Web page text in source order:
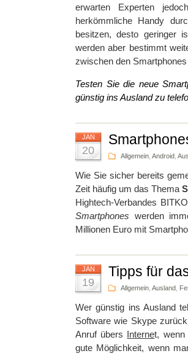
erwarten Experten
herkömmliche Handy
besitzen, desto geringer
werden aber bestimmt
zwischen den
Testen Sie die neue
günstig ins Ausland zu
JAN
20 Allgemein Android
Wie Sie sicher bereits
Zeit häufig um das Thema
Hightech-Verbandes
Smartphones werden
Millionen Euro mit
JAN
19
Tipps für
Allgemein Ausland
Wer günstig ins Ausland
Software wie Skype
Anruf übers
Internet, wenn
gute Möglichkeit, wenn